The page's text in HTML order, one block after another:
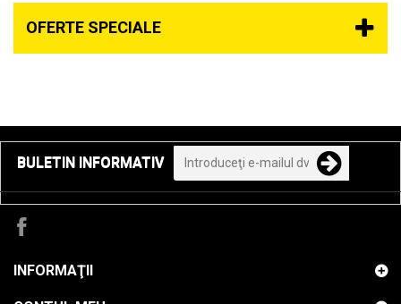
OFERTE SPECIALE
BULETIN INFORMATIV
INFORMAŢII